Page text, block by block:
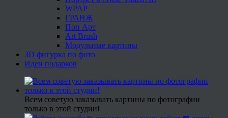
WPAP
ГРАНЖ
Поп Арт
Art Brush
Модульные картины
3D фигурка по фото
Идеи подарков
Всем советую заказывать картины по фотографии
только в этой студии!